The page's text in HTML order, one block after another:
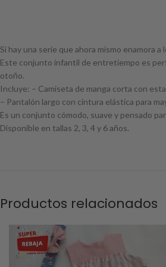
Si hay una serie que ahora mismo enamora
Este conjunto infantil de entretiempo es
otoño.
Incluye: – Camiseta de manga corta con
– Pantalón largo con cintura elástica para
Es un conjunto cómodo, suave y pensado
Disponible en tallas 2, 3, 4 y 6 años.
Productos relacionados